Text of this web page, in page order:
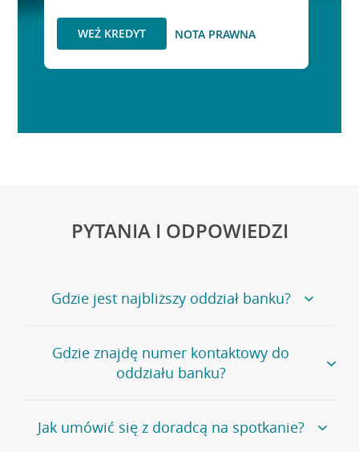
WEŹ KREDYT NOTA PRAWNA
PYTANIA I ODPOWIEDZI
Gdzie jest najbliższy oddział banku?
Jeśli szukasz oddziału naszego banku, zapraszamy na
stronęPlacówki i bankomaty, na której znajduje się
wygodna wyszukiwarka.
oddziałów
Gdzie znajdę numer kontaktowy do
oddziału banku?
Bank Credit Agricole nie udostępnia ogólnego numeru
telefonu do placówki bankowej.
Jak umówić się z doradcą na spotkanie?